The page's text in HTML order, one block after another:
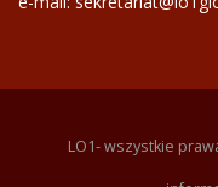
LO1- wszystkie